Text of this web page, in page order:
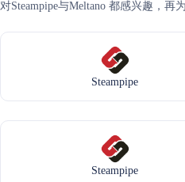
对Steampipe与Meltano 都感兴趣，
Steampipe
Steampipe